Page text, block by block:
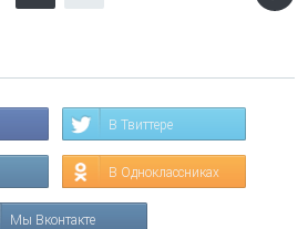
В Твиттере
В Одноклассниках
Мы Вконтакте